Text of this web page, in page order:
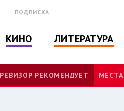
ПОДПИСКА
КИНО ЛИТЕРАТУРА
РЕВИЗОР РЕКОМЕНДУЕТ МЕСТА